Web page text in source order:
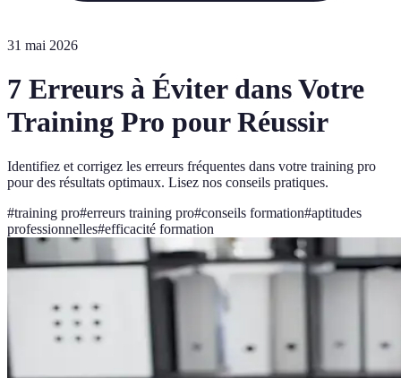
31 mai 2026
7 Erreurs à Éviter dans Votre
Training Pro pour Réussir
Identifiez et corrigez les erreurs fréquentes dans votre training pro
pour des résultats optimaux. Lisez nos conseils pratiques.
#training pro#erreurs training pro#conseils formation#aptitudes
professionnelles#efficacité formation